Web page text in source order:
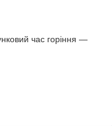
час горіння —